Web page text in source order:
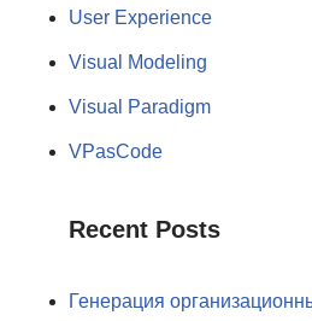
User Experience
Visual Modeling
Visual Paradigm
VPasCode
Recent Posts
Генерация